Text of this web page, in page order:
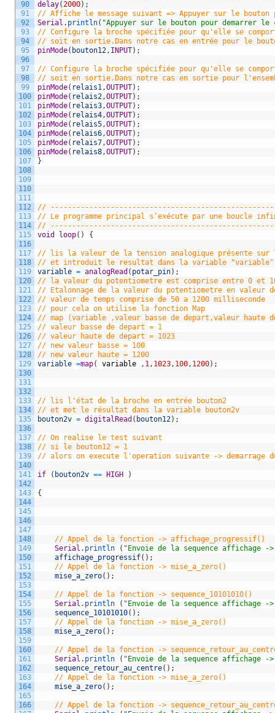
90
91
92
93
94
95
96
97
98
99
100
101
102
103
104
105
106
107
108
109
110
111
112
113
114
115
116
117
118
119
120
121
122
123
124
125
126
127
128
129
130
131
132
133
134
135
136
137
138
139
140
141
142
143
144
145
146
147
148
149
150
151
152
153
154
155
156
157
158
159
160
161
162
163
164
165
166
delay( 2000) ;
// Affiche le message suivant => Appuyer sur le
Serial . println( "Appuyer sur le bouton pour demarrer
// Configure la broche spécifiée pour qu'elle se
// soit en sortie.Dans notre cas en entrée pour le
pinMode( bouton12 , INPUT) ;
// Configure la broche spécifiée pour qu'elle se
// soit en sortie.Dans notre cas en sortie pour
pinMode( relais1 ,OUTPUT) ;
pinMode( relais2 ,OUTPUT) ;
pinMode( relais3 ,OUTPUT) ;
pinMode( relais4 ,OUTPUT) ;
pinMode( relais5 ,OUTPUT) ;
pinMode( relais6 ,OUTPUT) ;
pinMode( relais7 ,OUTPUT) ;
pinMode( relais8 ,OUTPUT) ;
}
//
// Le programme principal s’exécute par une boucle
//
void
loop( ) {
// lis la valeur de la tension analogique présente sur
// et introduit le resultat dans la variable "variable"
variable = analogRead ( potar_pin) ;
// la valeur du potentiometre est comprise entre 0 et
// Etalonnage de la valeur du potentiometre en valeur
// valeur de temps comprise de 50 a 1200 milliseconde
// pour cela on utilise la fonction Map
// map (variable ,valeur basse de depart,valeur haute
// valeur basse de depart = 1
// valeur haute de depart = 1023
// new valeur basse = 100
// new valeur haute = 1200
variable =map( variable , 1 , 1023 , 100 , 1200) ;
// lis l'état de la broche en entrée bouton2
// et met le résultat dans la variable bouton2v
bouton2v = digitalRead ( bouton12) ;
// On realise le test suivant
// si le bouton12 = 1
// alors on execute l'operation suivante -> demarrage
if ( bouton2v == HIGH )
{
// Appel de la fonction -> affichage_progressif()
Serial . println ( "Envoie de la sequence affichage -
affichage_progressif( ) ;
// Appel de la fonction -> mise_a_zero()
mise_a_zero( ) ;
// Appel de la fonction -> sequence_10101010()
Serial . println ( "Envoie de la sequence affichage ->
sequence_10101010( ) ;
// Appel de la fonction -> mise_a_zero()
mise_a_zero( ) ;
// Appel de la fonction ->
Serial . println ( "Envoie de la sequence affichage ->
sequence_retour_au_centre( ) ;
// Appel de la fonction -> mise_a_zero()
mise_a_zero( ) ;
// Appel de la fonction ->